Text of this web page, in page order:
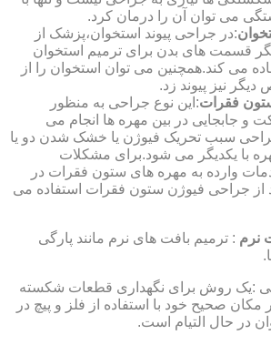
می توان آن را درمان کرد.
:در جراحی پیوند استخوان،پزشک از
قسمت های بدن برای ترمیم استخوان
می کند.همچنین می توان استخوان را از
نیز پیوند زد.
فقرات:این نوع جراحی به منظور
و جابجایی در بین مهره ها انجام می
سبب تحریک فیوژن یا خشک شدن دو یا
با یکدیگر می شود.برای مشکلات
وارده به مهره های ستون فقرات در
از جراحی فیوژن ستون فقرات استفاده می
نرم : ترمیم بافت های نرم مانند پارگی
:یک روش برای نگهداری قطعات شکسته
صحیح خود با استفاده از فلز و پیچ در
در حال التیام است.